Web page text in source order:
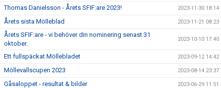
Thomas Danielsson - Årets SFIF:are 2023! 2023-11-30 18:14
Årets sista Mölleblad 2023-11-21 08:23
Årets SFIF:are - vi behöver din nominering senast 31
oktober.
2023-10-10 17:40
Ett fullspäckat Möllebladet 2023-09-12 14:42
Möllevallscupen 2023 2023-08-14 23:37
Gåsaloppet - resultat & bilder 2023-06-29 11:51